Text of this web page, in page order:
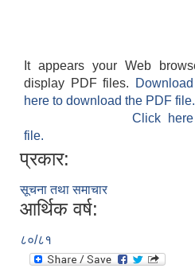
It appears your Web
display PDF files.
here to download the PDF file.
Click
file.
प्रकार:
सूचना तथा समाचार
आर्थिक वर्ष:
८०/८१